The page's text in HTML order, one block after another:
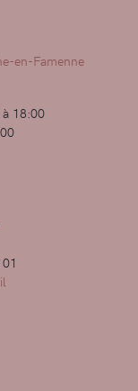
en-Famenne
18:00